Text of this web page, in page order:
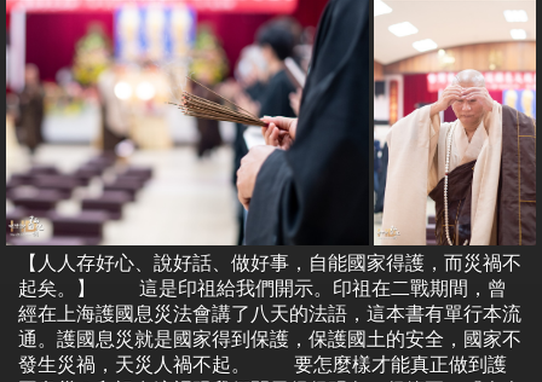
【人人存好心、說好話、做好事，自能國家得護，而災禍不
起矣。】 這是印祖給我們開示。印祖在二戰期間，曾
經在上海護國息災法會講了八天的法語，這本書有單行本流
通。護國息災就是國家得到保護，保護國土的安全，國家不
發生災禍，天災人禍不起。 要怎麼樣才能真正做到護